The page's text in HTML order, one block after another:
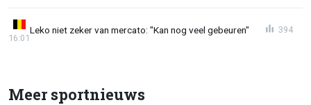
Leko niet zeker van mercato: "Kan nog veel gebeuren"
16:01
394
Meer sportnieuws